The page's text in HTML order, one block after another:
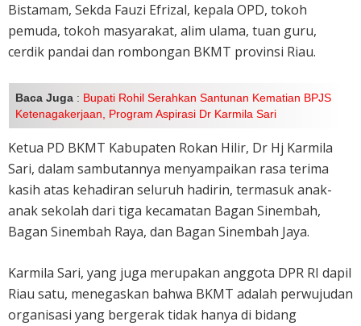
Bistamam, Sekda Fauzi Efrizal, kepala OPD, tokoh
pemuda, tokoh masyarakat, alim ulama, tuan guru,
cerdik pandai dan rombongan BKMT provinsi Riau.
Baca Juga : Bupati Rohil Serahkan Santunan Kematian BPJS
Ketenagakerjaan, Program Aspirasi Dr Karmila Sari
Ketua PD BKMT Kabupaten Rokan Hilir, Dr Hj Karmila
Sari, dalam sambutannya menyampaikan rasa terima
kasih atas kehadiran seluruh hadirin, termasuk anak-
anak sekolah dari tiga kecamatan Bagan Sinembah,
Bagan Sinembah Raya, dan Bagan Sinembah Jaya.
Karmila Sari, yang juga merupakan anggota DPR RI dapil
Riau satu, menegaskan bahwa BKMT adalah perwujudan
organisasi yang bergerak tidak hanya di bidang